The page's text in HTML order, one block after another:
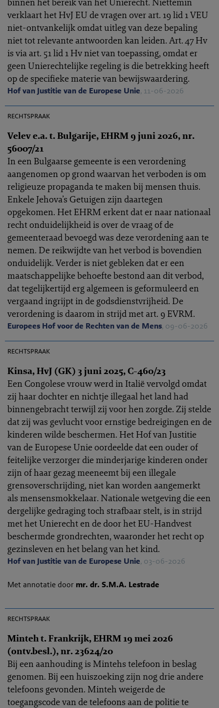
verklaart het HvJ EU de vragen over art. 19 lid 1 VEU
niet-ontvankelijk omdat uitleg van deze bepaling
niet tot relevante antwoorden kan leiden. Art. 47 Hv
is via art. 51 lid 1 Hv niet van toepassing, omdat er
geen Unierechtelijke regeling is die betrekking heeft
op de specifieke materie van bewijswaardering.
Hof van Justitie van de Europese Unie, 11-06-2026
rechtspraak
Velev e.a. t. Bulgarije, EHRM 9 juni 2026, nr.
56007/21
In een Bulgaarse gemeente is een verordening
aangenomen op grond waarvan het verboden is om
religieuze propaganda te maken bij mensen thuis.
Enkele Jehova’s Getuigen zijn daartegen
opgekomen. Het EHRM erkent dat er naar nationaal
recht onduidelijkheid is over de vraag of de
gemeenteraad bevoegd was deze verordening aan te
nemen. De reikwijdte van het verbod is bovendien
onduidelijk. Verder is niet gebleken dat er een
maatschappelijke behoefte bestond aan dit verbod,
dat tegelijkertijd erg algemeen is geformuleerd en
vergaand ingrijpt in de godsdienstvrijheid. De
verordening is daarom in strijd met art. 9 EVRM.
Europees Hof voor de Rechten van de Mens, 09-06-2026
rechtspraak
Kinsa, HvJ (GK) 3 juni 2025, C-460/23
Een Congolese vrouw werd in Italië vervolgd omdat
zij haar dochter en nichtje illegaal het land had
binnengebracht terwijl zij voor hen zorgde. Zij stelde
dat zij was gevlucht voor ernstige bedreigingen en de
kinderen wilde beschermen. Het Hof van Justitie
van de Europese Unie oordeelde dat een ouder of
feitelijke verzorger die minderjarige kinderen onder
zijn of haar gezag meeneemt bij een illegale
grensoverschrijding, niet kan worden aangemerkt
als mensensmokkelaar. Nationale wetgeving die een
dergelijke gedraging toch strafbaar stelt, is in strijd
met het Unierecht en de door het EU-Handvest
beschermde grondrechten, waaronder het recht op
gezinsleven en het belang van het kind.
Hof van Justitie van de Europese Unie, 03-06-2026
Met annotatie door mr. dr. S.M.A. Lestrade
rechtspraak
Minteh t. Frankrijk, EHRM 19 mei 2026
(ontv.besl.), nr. 23624/20
Bij een aanhouding is Mintehs telefoon in beslag
genomen. Bij een huiszoeking zijn nog drie andere
telefoons gevonden. Minteh weigerde de
toegangscode van de telefoons aan de politie te